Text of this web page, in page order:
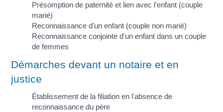
Présomption de paternité et lien avec l'enfant (couple
marié)
Reconnaissance d'un enfant (couple non marié)
Reconnaissance conjointe d'un enfant dans un couple
de femmes
Démarches devant un notaire et en
justice
Établissement de la filiation en l'absence de
reconnaissance du père